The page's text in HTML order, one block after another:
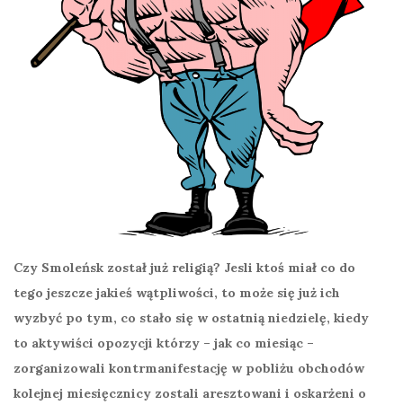
Czy Smoleńsk został już religią? Jesli ktoś miał co do
tego jeszcze jakieś wątpliwości, to może się już ich
wyzbyć po tym, co stało się w ostatnią niedzielę, kiedy
to aktywiści opozycji którzy – jak co miesiąc –
zorganizowali kontrmanifestację w pobliżu obchodów
kolejnej miesięcznicy zostali aresztowani i oskarżeni o